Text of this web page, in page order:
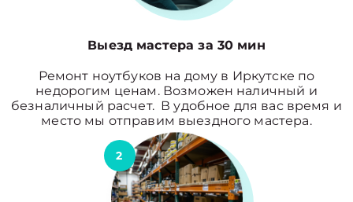
Выезд мастера за 30 мин
Ремонт ноутбуков на дому в Иркутске по
недорогим ценам. Возможен наличный и
безналичный расчет. В удобное для вас время и
место мы отправим выездного мастера.
2